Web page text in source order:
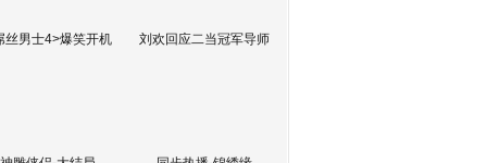
丝男士4>爆笑开机 刘欢回应二当冠军导师